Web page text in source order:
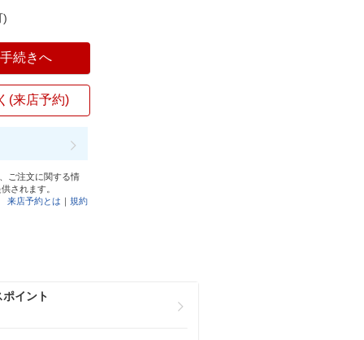
)
続きへ
(来店予約)
ご注文に関する情
されます。
来店予約とは ｜規約
イント